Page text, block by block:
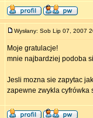
Wysłany: Sob Lip 07, 2007
Moje gratulacje!
mnie najbardziej podoba
Jesli mozna sie zapytac
zapewne zwykla cyfrówka